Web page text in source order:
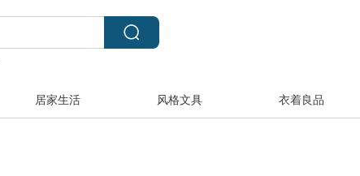
居家生活 风格文具 衣着良品